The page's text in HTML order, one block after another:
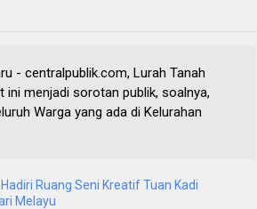
- centralpublik.com, Lurah Tanah
ini menjadi sorotan publik, soalnya,
Warga yang ada di Kelurahan
Ruang Seni Kreatif Tuan Kadi
Melayu